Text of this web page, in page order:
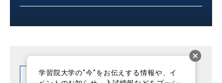
関連News
学習院大学の"今"をお伝えする情報や、イ